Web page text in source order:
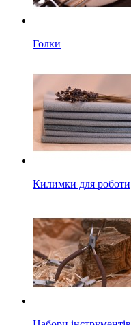
Голки
Килимки для роботи